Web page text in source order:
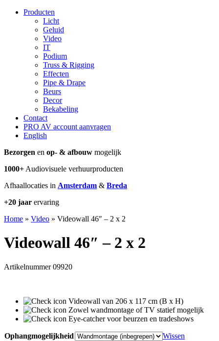
Producten
Licht
Geluid
Video
IT
Podium
Truss & Rigging
Effecten
Pipe & Drape
Beurs
Decor
Bekabeling
Contact
PRO AV account aanvragen
English
Bezorgen en op- & afbouw mogelijk
1000+ Audiovisuele verhuurproducten
Afhaallocaties in Amsterdam & Breda
+20 jaar ervaring
Home » Video » Videowall 46″ – 2 x 2
Videowall 46″ – 2 x 2
Artikelnummer 09920
Videowall van 206 x 117 cm (B x H)
Zowel wandmontage of TV statief mogelijk
Eye-catcher voor beurzen en tradeshows
Ophangmogelijkheid Wissen